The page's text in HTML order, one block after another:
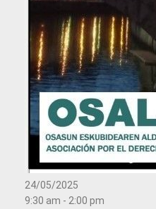
24/05/2025
9:30 am - 2:00 pm